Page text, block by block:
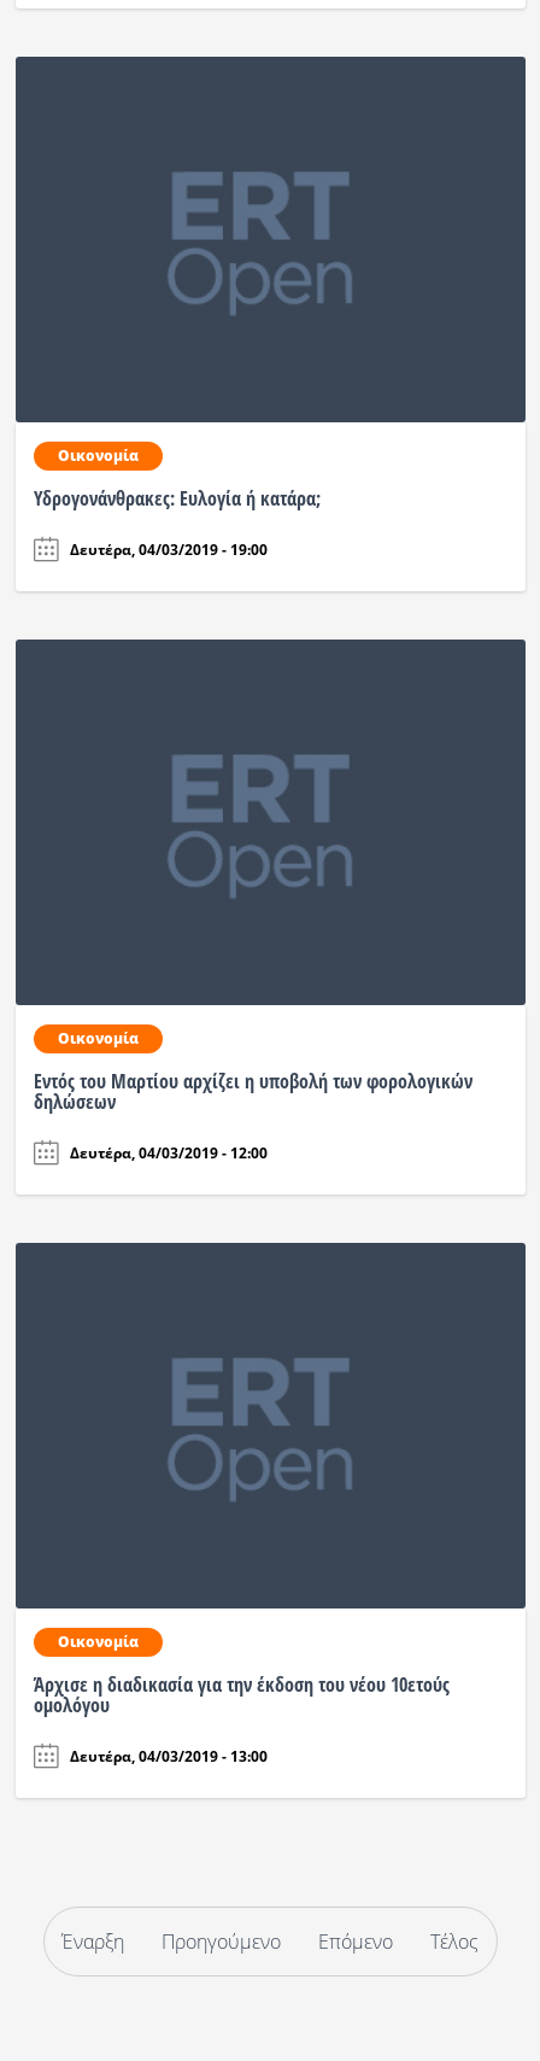
Οικονομία
Υδρογονάνθρακες: Ευλογία ή κατάρα;
Δευτέρα, 04/03/2019 - 19:00
Οικονομία
Εντός του Μαρτίου αρχίζει η υποβολή των φορολογικών
δηλώσεων
Δευτέρα, 04/03/2019 - 12:00
Οικονομία
Άρχισε η διαδικασία για την έκδοση του νέου 10ετούς
ομολόγου
Δευτέρα, 04/03/2019 - 13:00
Έναρξη Προηγούμενο Επόμενο Τέλος